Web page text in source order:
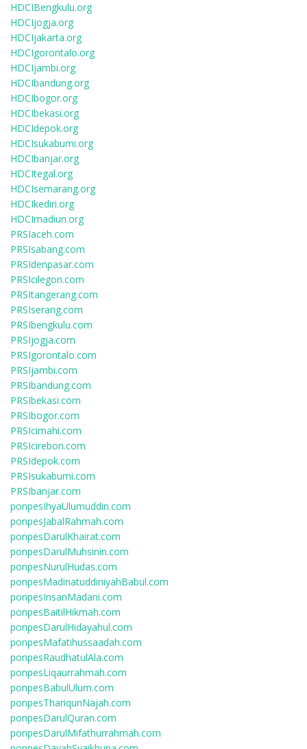
HDCIBengkulu.org
HDCIjogja.org
HDCIjakarta.org
HDCIgorontalo.org
HDCIjambi.org
HDCIbandung.org
HDCIbogor.org
HDCIbekasi.org
HDCIdepok.org
HDCIsukabumi.org
HDCIbanjar.org
HDCItegal.org
HDCIsemarang.org
HDCIkediri.org
HDCImadiun.org
PRSIaceh.com
PRSIsabang.com
PRSIdenpasar.com
PRSIcilegon.com
PRSItangerang.com
PRSIserang.com
PRSIbengkulu.com
PRSIjogja.com
PRSIgorontalo.com
PRSIjambi.com
PRSIbandung.com
PRSIbekasi.com
PRSIbogor.com
PRSIcimahi.com
PRSIcirebon.com
PRSIdepok.com
PRSIsukabumi.com
PRSIbanjar.com
ponpesIhyaUlumuddin.com
ponpesJabalRahmah.com
ponpesDarulKhairat.com
ponpesDarulMuhsinin.com
ponpesNurulHudas.com
ponpesMadinatuddiniyahBabul.com
ponpesInsanMadani.com
ponpesBaitilHikmah.com
ponpesDarulHidayahul.com
ponpesMafatihussaadah.com
ponpesRaudhatulAla.com
ponpesLiqaurrahmah.com
ponpesBabulUlum.com
ponpesThariqunNajah.com
ponpesDarulQuran.com
ponpesDarulMifathurrahmah.com